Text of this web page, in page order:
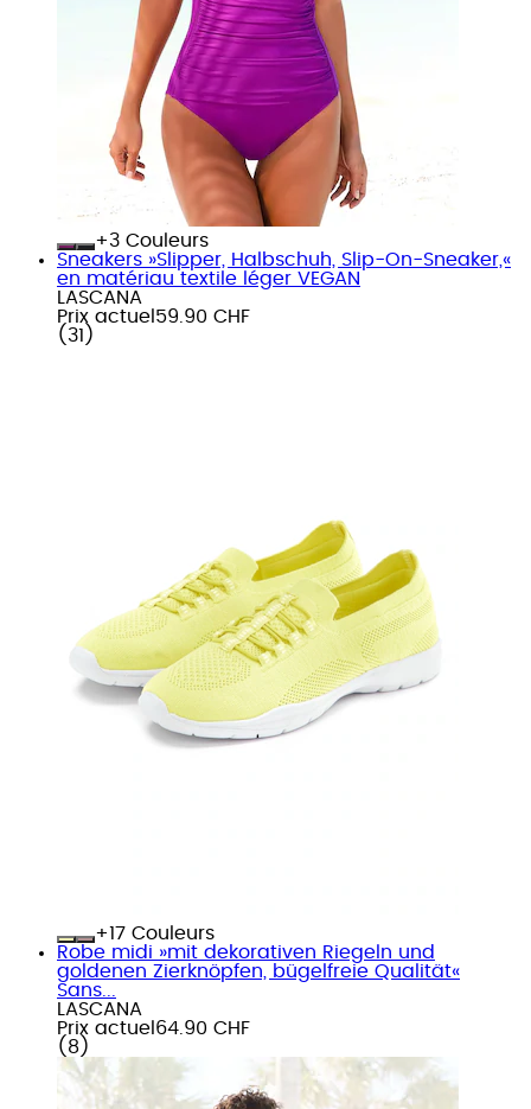
+
Couleurs
Sneakers »Slipper, Halbschuh, Slip-On-Sneaker,«
en matériau textile léger VEGAN
LASCANA
Prix actuel 59.90 CHF
( 31 )
+
Couleurs
Robe midi »mit dekorativen Riegeln und
goldenen Zierknöpfen, bügelfreie Qualität«
Sans...
LASCANA
Prix actuel 64.90 CHF
( 8 )